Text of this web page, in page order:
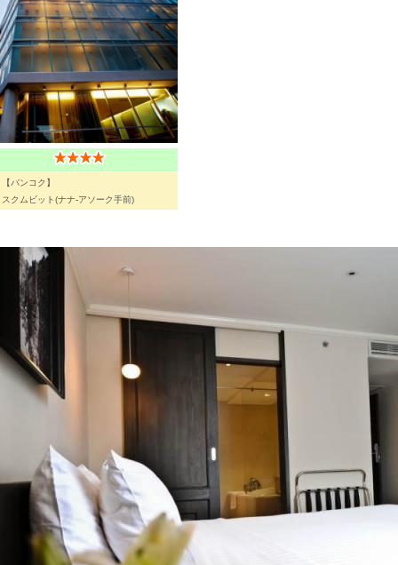
【バンコク】
スクムビット(ナナ-アソーク手前)